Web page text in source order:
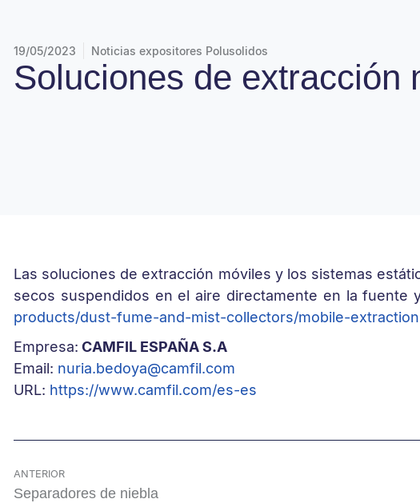
19/05/2023 Noticias expositores Polusolidos
Soluciones de extracción
Las soluciones de extracción móviles y los sistemas
secos suspendidos en el aire directamente en la fuente
products/dust-fume-and-mist-collectors/mobile-
Empresa: CAMFIL ESPAÑA S.A
Email: nuria.bedoya@camfil.com
URL: https://www.camfil.com/es-es
ANTERIOR
Separadores de niebla